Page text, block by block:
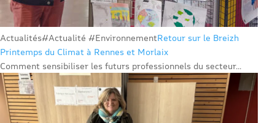
Actualités#Actualité #EnvironnementRetour sur le Breizh
Printemps du Climat à Rennes et Morlaix
Comment sensibiliser les futurs professionnels du secteur...